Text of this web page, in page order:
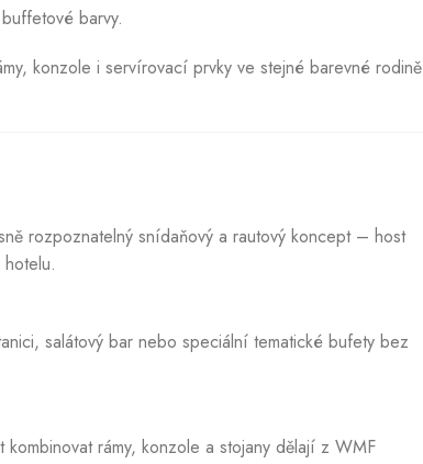
barvy.
konzole i servírovací prvky ve stejné barevné rodině
rozpoznatelný snídaňový a rautový koncept – host
salátový bar nebo speciální tematické bufety bez
rámy, konzole a stojany dělají z WMF